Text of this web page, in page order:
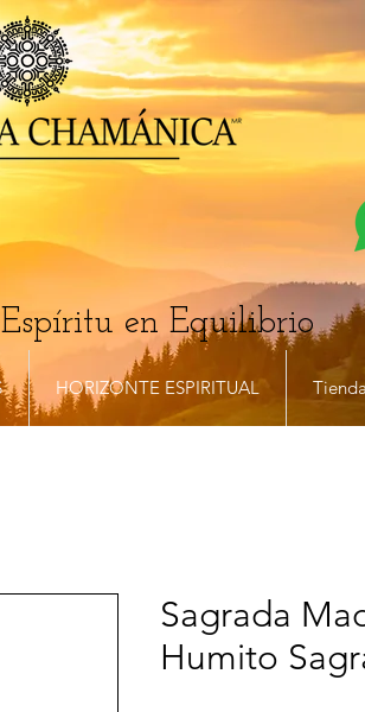
en Equilibrio
HORIZONTE ESPIRITUAL Tienda
Sagrada
Humito